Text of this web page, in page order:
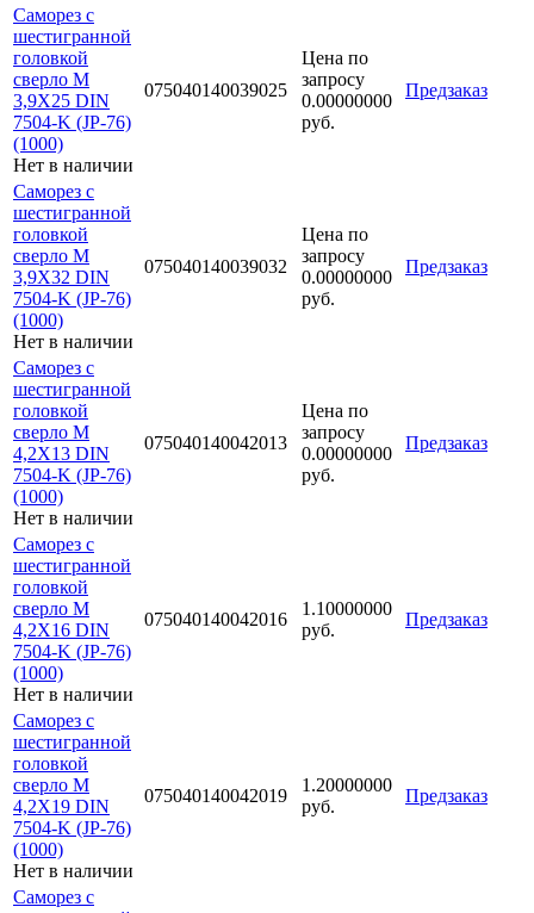
Саморез с
шестигранной
головкой
сверло М
3,9Х25 DIN
7504-K (JP-76)
(1000)
Нет в наличии
075040140039025
Цена по
запросу
0.00000000
руб.
Предзаказ
Саморез с
шестигранной
головкой
сверло М
3,9Х32 DIN
7504-K (JP-76)
(1000)
Нет в наличии
075040140039032
Цена по
запросу
0.00000000
руб.
Предзаказ
Саморез с
шестигранной
головкой
сверло М
4,2Х13 DIN
7504-K (JP-76)
(1000)
Нет в наличии
075040140042013
Цена по
запросу
0.00000000
руб.
Предзаказ
Саморез с
шестигранной
головкой
сверло М
4,2Х16 DIN
7504-K (JP-76)
(1000)
Нет в наличии
075040140042016
1.10000000
руб.
Предзаказ
Саморез с
шестигранной
головкой
сверло М
4,2Х19 DIN
7504-K (JP-76)
(1000)
Нет в наличии
075040140042019
1.20000000
руб.
Предзаказ
Саморез с